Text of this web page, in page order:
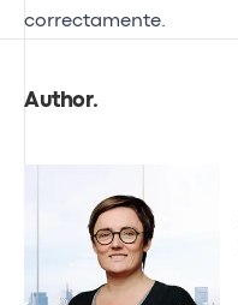
correctamente.
Author.